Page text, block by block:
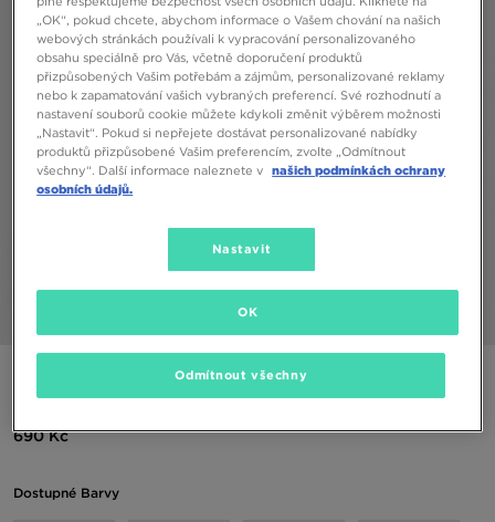
NIKE TRIČKO SPORTSWEAR CLUB
690 Kč
Dostupné Barvy
„OK“, pokud chcete, abychom informace o Vašem chování na našich
webových stránkách používali k vypracování personalizovaného
obsahu speciálně pro Vás, včetně doporučení produktů
přizpůsobených Vašim potřebám a zájmům, personalizované reklamy
nebo k zapamatování vašich vybraných preferencí. Své rozhodnutí a
nastavení souborů cookie můžete kdykoli změnit výběrem možnosti
„Nastavit“. Pokud si nepřejete dostávat personalizované nabídky
produktů přizpůsobené Vašim preferencím, zvolte „Odmítnout
všechny“. Další informace naleznete v našich podmínkách ochrany
osobních údajů.
Nastavit
Odmítnout všechny
OK